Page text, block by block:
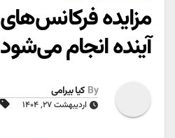
آینده انجام می‌شود
By کیا بیرامی
اردیبهشت ۲۷, ۱۴۰۴